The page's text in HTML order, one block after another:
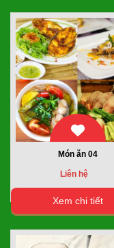
Món ăn 04
Liên hệ
Xem chi tiết